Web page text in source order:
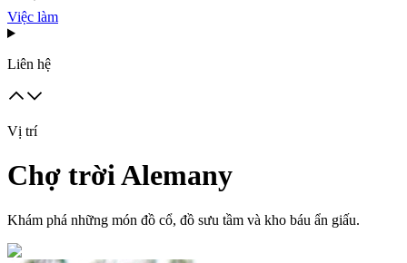
Việc làm
Liên hệ
Vị trí
Chợ trời Alemany
Khám phá những món đồ cổ, đồ sưu tầm và kho báu ẩn giấu.